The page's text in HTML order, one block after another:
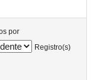
por
Registro(s)